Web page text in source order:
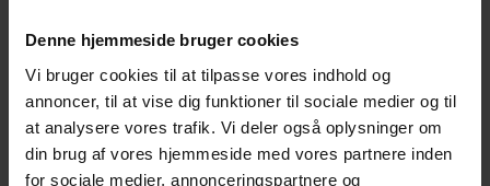
Denne hjemmeside bruger cookies
Vi bruger cookies til at tilpasse vores indhold og
annoncer, til at vise dig funktioner til sociale medier og til
at analysere vores trafik. Vi deler også oplysninger om
din brug af vores hjemmeside med vores partnere inden
for sociale medier, annonceringspartnere og
bruger Google Chrometil
streamingen.